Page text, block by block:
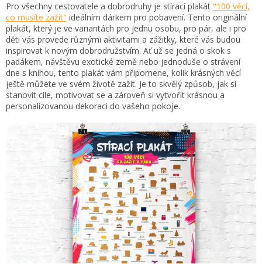
Pro všechny cestovatele a dobrodruhy je stírací plakát "100 věcí,
co musíte zažít" ideálním dárkem pro pobavení. Tento originální
plakát, který je ve variantách pro jednu osobu, pro pár, ale i pro
děti vás provede různými aktivitami a zážitky, které vás budou
inspirovat k novým dobrodružstvím. Ať už se jedná o skok s
padákem, návštěvu exotické země nebo jednoduše o strávení
dne s knihou, tento plakát vám připomene, kolik krásných věcí
ještě můžete ve svém životě zažít. Je to skvělý způsob, jak si
stanovit cíle, motivovat se a zároveň si vytvořit krásnou a
personalizovanou dekoraci do vašeho pokoje.